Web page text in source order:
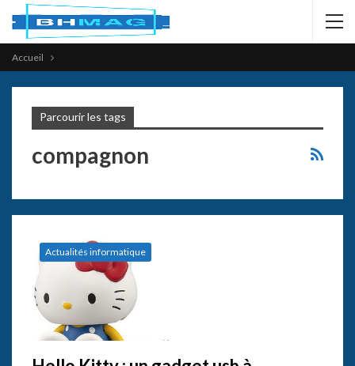
Accueil
Parcourir les tags
compagnon
Actualités informatique